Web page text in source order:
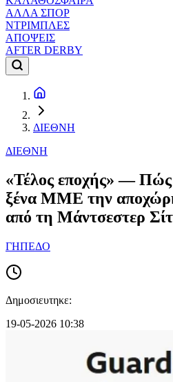
ΑΛΛΑ ΣΠΟΡ
ΝΤΡΙΜΠΛΕΣ
ΑΠΟΨΕΙΣ
AFTER DERBY
ΔΙΕΘΝΗ
ΔΙΕΘΝΗ
«Τέλος εποχής» — Πώς
ξένα MME την
από τη Μάντσεστερ
ΓΗΠΕΔΟ
Δημοσιευτηκε:
19-05-2026 10:38